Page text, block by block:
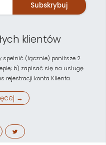
Subskrybuj
klientów
(łącznie) poniższe 2
b) zapisać się na usługę
rejestracji konta Klienta.
→